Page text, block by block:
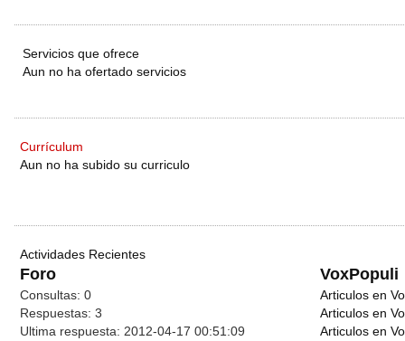
Servicios que ofrece
Aun no ha ofertado servicios
Currículum
Aun no ha subido su curriculo
Actividades Recientes
Foro VoxPopuli
Consultas: 0
Respuestas: 3
Ultima respuesta: 2012-04-17 00:51:09
Articulos en
Articulos en
Articulos en